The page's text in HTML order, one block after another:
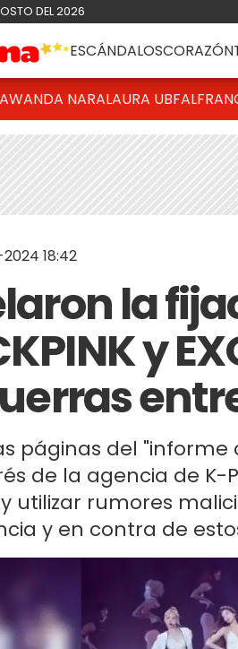
DEL 2026
ESCÁNDALOSCORAZÓN
WANDA NARALAURA UBFAL
18:42
la
y
páginas del
de la agencia de
utilizar rumores
y en contra de